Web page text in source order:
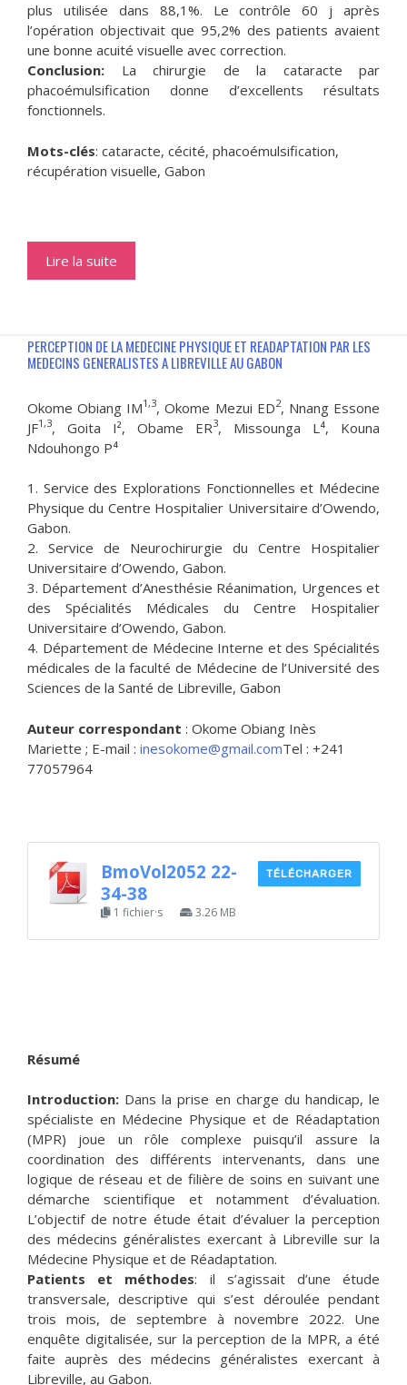
plus utilisée dans 88,1%. Le contrôle 60 j après
l’opération objectivait que 95,2% des patients avaient
une bonne acuité visuelle avec correction.
Conclusion: La chirurgie de la cataracte par
phacoémulsification donne d’excellents résultats
fonctionnels.
Mots-clés: cataracte, cécité, phacoémulsification,
récupération visuelle, Gabon
Lire la suite
PERCEPTION DE LA MEDECINE PHYSIQUE ET READAPTATION PAR LES
MEDECINS GENERALISTES A LIBREVILLE AU GABON
Okome Obiang IM1,3, Okome Mezui ED2, Nnang Essone
JF1,3, Goita I², Obame ER3, Missounga L⁴, Kouna
Ndouhongo P⁴
1. Service des Explorations Fonctionnelles et Médecine
Physique du Centre Hospitalier Universitaire d’Owendo,
Gabon.
2. Service de Neurochirurgie du Centre Hospitalier
Universitaire d’Owendo, Gabon.
3. Département d’Anesthésie Réanimation, Urgences et
des Spécialités Médicales du Centre Hospitalier
Universitaire d’Owendo, Gabon.
4. Département de Médecine Interne et des Spécialités
médicales de la faculté de Médecine de l’Université des
Sciences de la Santé de Libreville, Gabon
Auteur correspondant : Okome Obiang Inès
Mariette ; E-mail : inesokome@gmail.comTel : +241
77057964
BmoVol2052 22-
34-38
1 fichier·s 3.26 MB
TÉLÉCHARGER
Résumé
Introduction: Dans la prise en charge du handicap, le
spécialiste en Médecine Physique et de Réadaptation
(MPR) joue un rôle complexe puisqu’il assure la
coordination des différents intervenants, dans une
logique de réseau et de filière de soins en suivant une
démarche scientifique et notamment d’évaluation.
L’objectif de notre étude était d’évaluer la perception
des médecins généralistes exercant à Libreville sur la
Médecine Physique et de Réadaptation.
Patients et méthodes: il s’agissait d’une étude
transversale, descriptive qui s’est déroulée pendant
trois mois, de septembre à novembre 2022. Une
enquête digitalisée, sur la perception de la MPR, a été
faite auprès des médecins généralistes exercant à
Libreville, au Gabon.